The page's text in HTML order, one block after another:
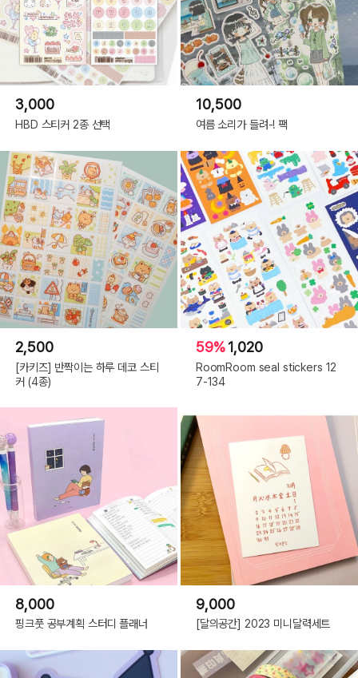
3,000
HBD 스티커 2종 선택
10,500
여름 소리가 들려-! 팩
2,500
[카키즈] 반짝이는 하루 데코 스티
커 (4종)
59%1,020
RoomRoom seal stickers 12
7-134
8,000
핑크풋 공부계획 스터디 플래너
9,000
[달의공간] 2023 미니달력세트